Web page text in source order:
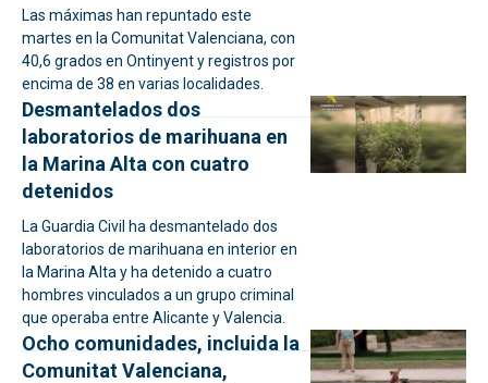
Las máximas han repuntado este
martes en la Comunitat Valenciana, con
40,6 grados en Ontinyent y registros por
encima de 38 en varias localidades.
Desmantelados dos
laboratorios de marihuana en
la Marina Alta con cuatro
detenidos
La Guardia Civil ha desmantelado dos
laboratorios de marihuana en interior en
la Marina Alta y ha detenido a cuatro
hombres vinculados a un grupo criminal
que operaba entre Alicante y Valencia.
Ocho comunidades, incluida la
Comunitat Valenciana,